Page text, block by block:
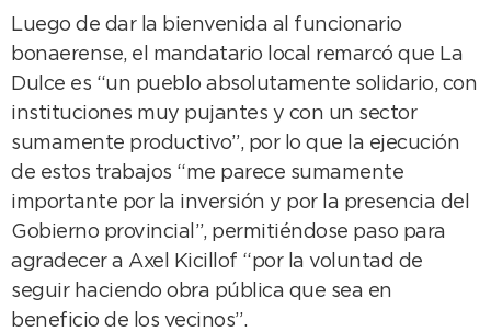
Luego de dar la bienvenida al funcionario
bonaerense, el mandatario local remarcó que La
Dulce es “un pueblo absolutamente solidario, con
instituciones muy pujantes y con un sector
sumamente productivo”, por lo que la ejecución
de estos trabajos “me parece sumamente
importante por la inversión y por la presencia del
Gobierno provincial”, permitiéndose paso para
agradecer a Axel Kicillof “por la voluntad de
seguir haciendo obra pública que sea en
beneficio de los vecinos”.